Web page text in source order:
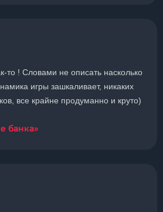
то ! Словами не описать насколько
игры зашкаливает, никаких
все крайне продуманно и круто)
банка»